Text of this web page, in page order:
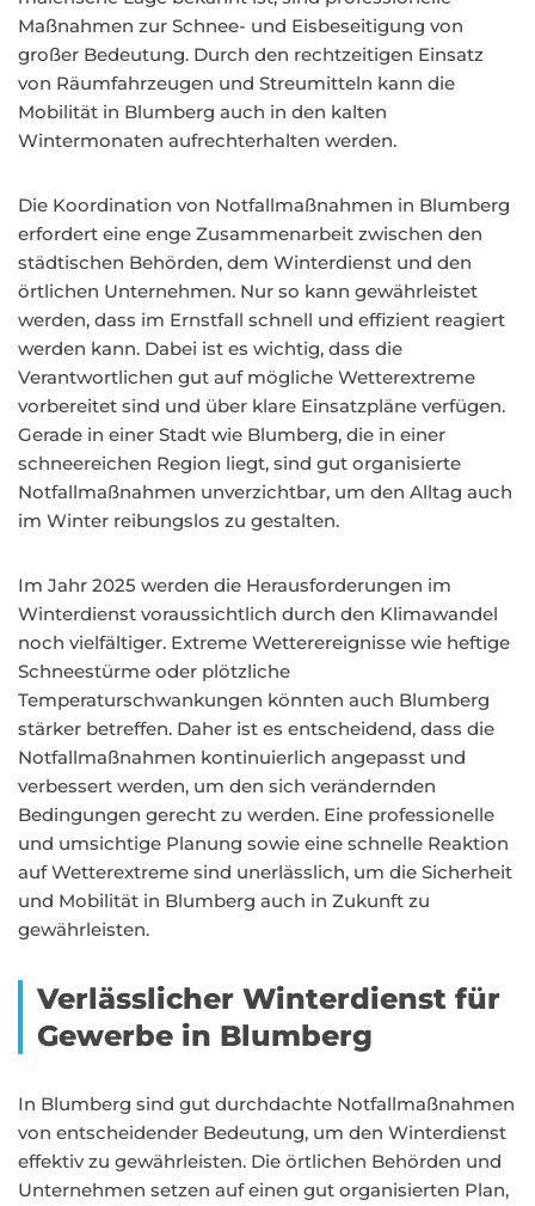
Maßnahmen zur Schnee- und Eisbeseitigung von
großer Bedeutung. Durch den rechtzeitigen Einsatz
von Räumfahrzeugen und Streumitteln kann die
Mobilität in Blumberg auch in den kalten
Wintermonaten aufrechterhalten werden.
Die Koordination von Notfallmaßnahmen in Blumberg
erfordert eine enge Zusammenarbeit zwischen den
städtischen Behörden, dem Winterdienst und den
örtlichen Unternehmen. Nur so kann gewährleistet
werden, dass im Ernstfall schnell und effizient reagiert
werden kann. Dabei ist es wichtig, dass die
Verantwortlichen gut auf mögliche Wetterextreme
vorbereitet sind und über klare Einsatzpläne verfügen.
Gerade in einer Stadt wie Blumberg, die in einer
schneereichen Region liegt, sind gut organisierte
Notfallmaßnahmen unverzichtbar, um den Alltag auch
im Winter reibungslos zu gestalten.
Im Jahr 2025 werden die Herausforderungen im
Winterdienst voraussichtlich durch den Klimawandel
noch vielfältiger. Extreme Wetterereignisse wie heftige
Schneestürme oder plötzliche
Temperaturschwankungen könnten auch Blumberg
stärker betreffen. Daher ist es entscheidend, dass die
Notfallmaßnahmen kontinuierlich angepasst und
verbessert werden, um den sich verändernden
Bedingungen gerecht zu werden. Eine professionelle
und umsichtige Planung sowie eine schnelle Reaktion
auf Wetterextreme sind unerlässlich, um die Sicherheit
und Mobilität in Blumberg auch in Zukunft zu
gewährleisten.
Verlässlicher Winterdienst für
Gewerbe in Blumberg
In Blumberg sind gut durchdachte Notfallmaßnahmen
von entscheidender Bedeutung, um den Winterdienst
effektiv zu gewährleisten. Die örtlichen Behörden und
Unternehmen setzen auf einen gut organisierten Plan,